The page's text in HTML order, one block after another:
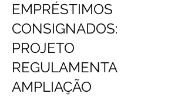
EMPRÉSTIMOS
CONSIGNADOS:
PROJETO
REGULAMENTA
AMPLIAÇÃO